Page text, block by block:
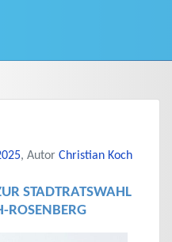
, Autor Christian Koch
STADTRATSWAHL
ROSENBERG